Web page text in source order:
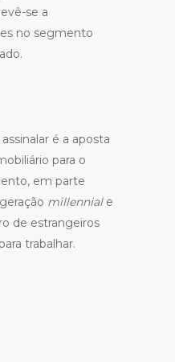
se a
no segmento
é a aposta
para o
em parte
millenniale
de estrangeiros
trabalhar.